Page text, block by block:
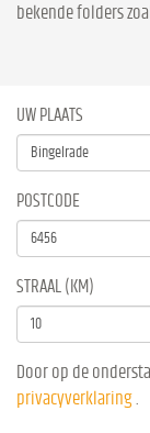
bekende folders
UW PLAATS
POSTCODE
STRAAL (KM)
Door op de
privacyverklaring